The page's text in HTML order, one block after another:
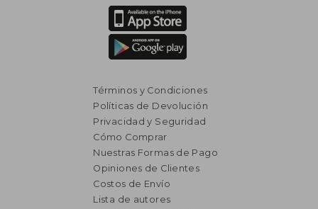
Términos y Condiciones
Políticas de Devolución
Privacidad y Seguridad
Cómo Comprar
Nuestras Formas de Pago
Opiniones de Clientes
Costos de Envío
Lista de autores